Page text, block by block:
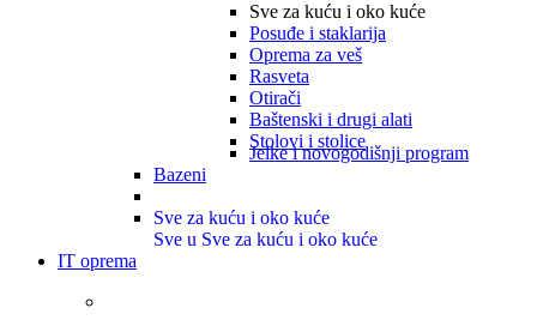
Sve za kuću i oko kuće
Posuđe i staklarija
Oprema za veš
Rasveta
Otirači
Baštenski i drugi alati
Stolovi i stolice
Jelke i novogodišnji program
Bazeni
Sve za kuću i oko kuće
Sve u Sve za kuću i oko kuće
IT oprema